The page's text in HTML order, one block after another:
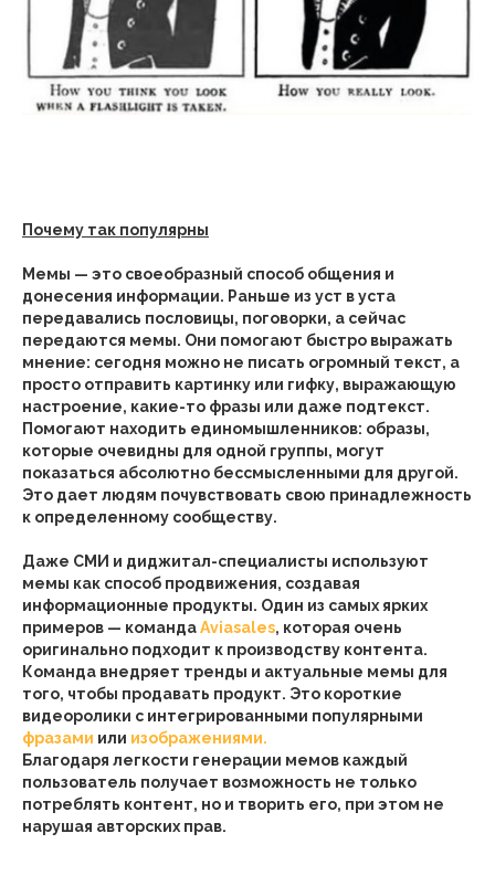
Почему так популярны
Мемы — это своеобразный способ общения и
донесения информации. Раньше из уст в уста
передавались пословицы, поговорки, а сейчас
передаются мемы. Они помогают быстро выражать
мнение: сегодня можно не писать огромный текст, а
просто отправить картинку или гифку, выражающую
настроение, какие-то фразы или даже подтекст.
Помогают находить единомышленников: образы,
которые очевидны для одной группы, могут
показаться абсолютно бессмысленными для другой.
Это дает людям почувствовать свою принадлежность
к определенному сообществу.
Даже СМИ и диджитал-специалисты используют
мемы как способ продвижения, создавая
информационные продукты. Один из самых ярких
примеров — командаAviasales, которая очень
оригинально подходит к производству контента.
Команда внедряет тренды и актуальные мемы для
того, чтобы продавать продукт. Это короткие
видеоролики с интегрированными популярными
фразами или изображениями.
Благодаря легкости генерации мемов каждый
пользователь получает возможность не только
потреблять контент, но и творить его, при этом не
нарушая авторских прав.